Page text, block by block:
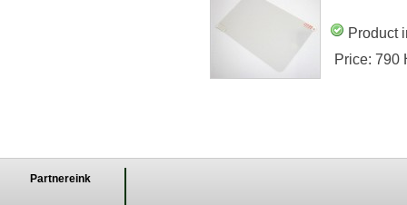
Product
Price: 790
Partnereink